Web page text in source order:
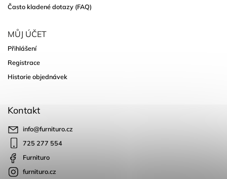
Často kladené dotazy (FAQ)
MŮJ ÚČET
Přihlášení
Registrace
Historie objednávek
Kontakt
info@furnituro.cz
725 277 554
Furnituro
furnituro.cz